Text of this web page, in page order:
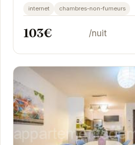
emplacement privilégié permet
internet chambres-non-fumeurs
103€ /nuit